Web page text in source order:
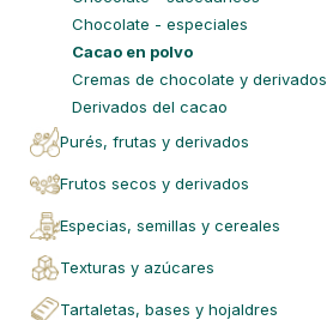
chocolate - especiales
cacao en polvo
cremas de chocolate y derivados
derivados del cacao
purés, frutas y derivados
frutos secos y derivados
especias, semillas y cereales
texturas y azúcares
tartaletas, bases y hojaldres